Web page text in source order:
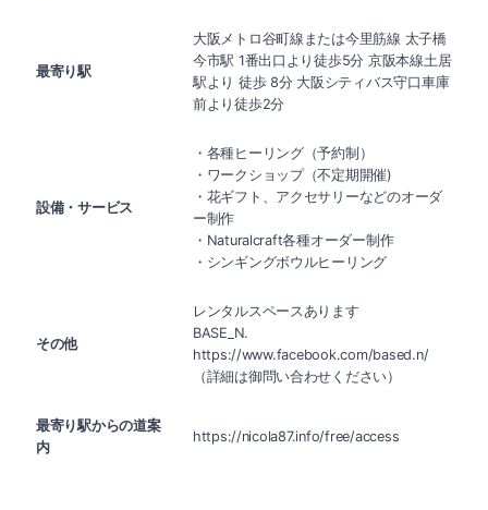
最寄り駅
大阪メトロ谷町線または今里筋線 太子橋
今市駅 1番出口より徒歩5分 京阪本線土居
駅より 徒歩 8分 大阪シティバス守口車庫
前より徒歩2分
設備・サービス
・各種ヒーリング（予約制）
・ワークショップ（不定期開催)
・花ギフト、アクセサリーなどのオーダ
ー制作
・Naturalcraft各種オーダー制作
・シンギングボウルヒーリング
その他
レンタルスペースあります
BASE_N.
https://www.facebook.com/based.n/
（詳細は御問い合わせください）
最寄り駅からの道案
内
https://nicola87.info/free/access